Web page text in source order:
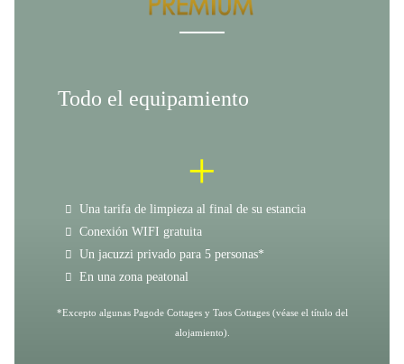
Todo el equipamiento
+
Una tarifa de limpieza al final de su estancia
Conexión WIFI gratuita
Un jacuzzi privado para 5 personas*
En una zona peatonal
*Excepto algunas Pagode Cottages y Taos Cottages (véase el título del
alojamiento).